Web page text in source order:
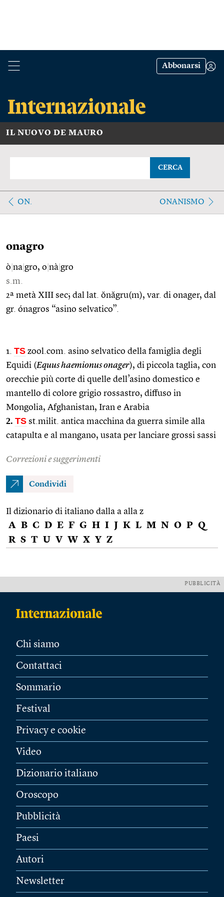
Abbonarsi
IL NUOVO DE MAURO
CERCA
ON. ONANISMO
onagro
ò na gro, o nà gro
s.m.
2ª metà XIII sec; dal lat. ŏnăgru(m), var. di onager, dal
gr. ónagros “asino selvatico”.
1. TS zool.com. asino selvatico della famiglia degli
Equidi (Equus haemionus onager), di piccola taglia, con
orecchie più corte di quelle dell’asino domestico e
mantello di colore grigio rossastro, diffuso in
Mongolia, Afghanistan, Iran e Arabia
2. TS st.milit. antica macchina da guerra simile alla
catapulta e al mangano, usata per lanciare grossi sassi
Correzioni e suggerimenti
Condividi
Il dizionario di italiano dalla a alla z
A B C D E F G H I J K L M N O P Q
R S T U V W X Y Z
PUBBLICITÀ
Chi siamo
Contattaci
Sommario
Festival
Privacy e cookie
Video
Dizionario italiano
Oroscopo
Pubblicità
Paesi
Autori
Newsletter